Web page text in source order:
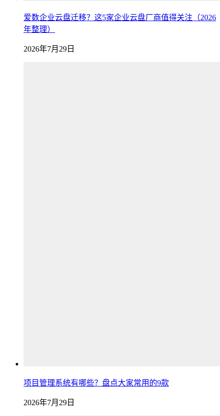
爱数企业云盘迁移？这5家企业云盘厂商值得关注（2026
年整理）
2026年7月29日
项目管理系统有哪些？盘点大家常用的9款
2026年7月29日